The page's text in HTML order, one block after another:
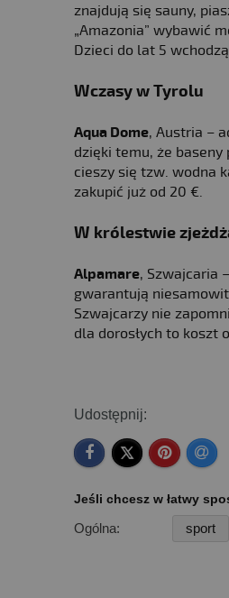
znajdują się sauny,
„Amazonia” wybawić
Dzieci do lat 5
Wczasy w Tyrolu
Aqua Dome, Austria –
dzięki temu, że
cieszy się tzw. wodna
zakupić już od 20 €.
W królestwie
Alpamare, Szwajcaria
gwarantują
Szwajcarzy nie
dla dorosłych to koszt
Udostępnij:
Jeśli chcesz w łatwy
Ogólna: sport